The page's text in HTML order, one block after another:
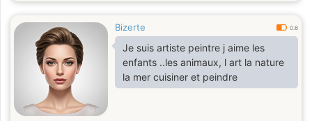
Bizerte 0.6
Je suis artiste peintre j aime les
enfants ..les animaux, l art la nature
la mer cuisiner et peindre